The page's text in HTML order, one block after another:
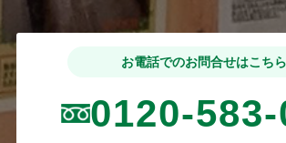
お電話でのお問合せはこちら
0120-583-